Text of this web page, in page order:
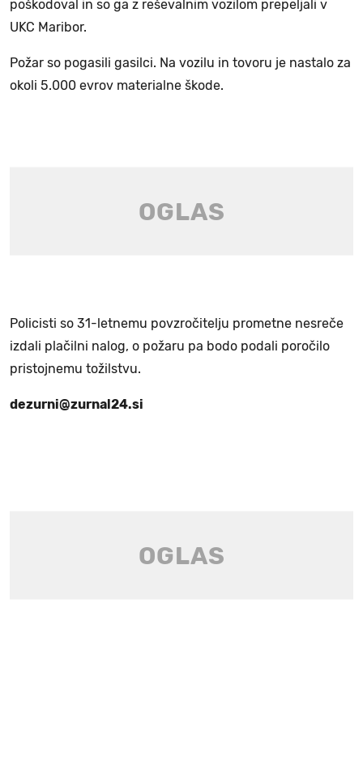
poškodoval in so ga z reševalnim vozilom prepeljali v
UKC Maribor.
Požar so pogasili gasilci. Na vozilu in tovoru je nastalo za
okoli 5.000 evrov materialne škode.
Policisti so 31-letnemu povzročitelju prometne nesreče
izdali plačilni nalog, o požaru pa bodo podali poročilo
pristojnemu tožilstvu.
dezurni@zurnal24.si